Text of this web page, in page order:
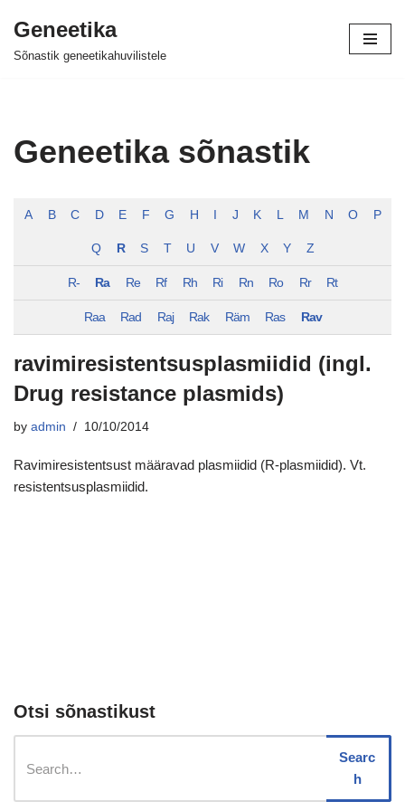
Skip
Geneetika
Sõnastik geneetikahuvilistele
Geneetika sõnastik
A B C D E F G H J K L M N O P
Q R S T U V W X Y Z
R- Ra Re Rf Rh Ri Rn Ro Rr Rt
Raa Rad Raj Rak Räm Ras Rav
ravimiresistentsusplasmiidid (ingl.
Drug resistance plasmids)
by admin 10/10/2014
Ravimiresistentsust määravad plasmiidid (R-plasmiidid). Vt.
resistentsusplasmiidid.
Otsi sõnastikust
Searc
h